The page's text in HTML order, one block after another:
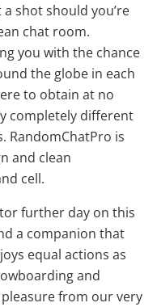
shot should you’re
chat room.
you with the chance
the globe in each
to obtain at no
completely different
RandomChatPro is
and clean
cell.
further day on this
a companion that
equal actions as
and
from our very